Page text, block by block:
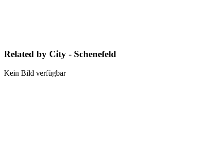
Related by City - Schenefeld
Kein Bild verfügbar